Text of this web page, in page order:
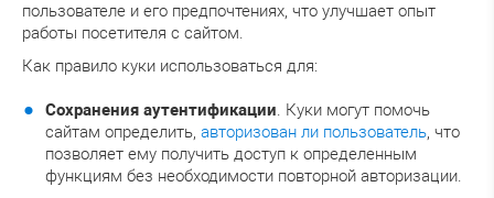
пользователе и его предпочтениях, что улучшает опыт
работы посетителя с сайтом.
Как правило куки использоваться для:
Сохранения аутентификации. Куки могут помочь
сайтам определить, авторизован ли пользователь, что
позволяет ему получить доступ к определенным
функциям без необходимости повторной авторизации.